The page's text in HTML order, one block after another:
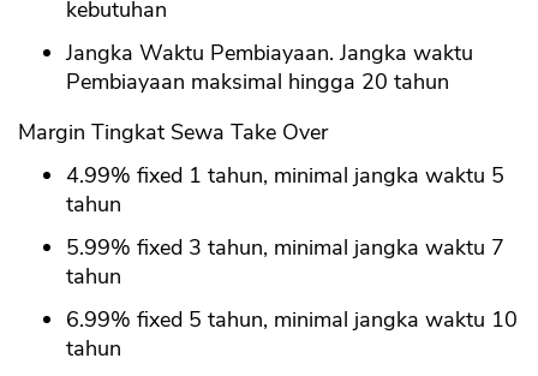
kebutuhan
Jangka Waktu Pembiayaan. Jangka waktu
Pembiayaan maksimal hingga 20 tahun
Margin Tingkat Sewa Take Over
4.99% fixed 1 tahun, minimal jangka waktu 5
tahun
5.99% fixed 3 tahun, minimal jangka waktu 7
tahun
6.99% fixed 5 tahun, minimal jangka waktu 10
tahun